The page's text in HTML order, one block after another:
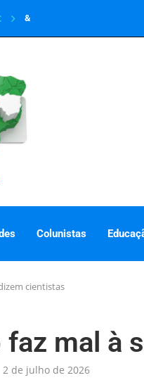
&
Colunistas
cientistas
mal à
2 de julho de 2026